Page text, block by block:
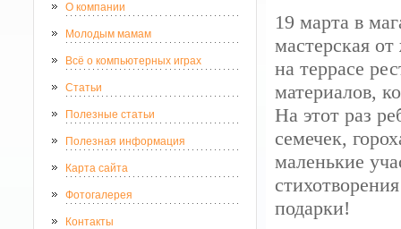
О компании
Молодым мамам
Всё о компьютерных играх
Статьи
Полезные статьи
Полезная информация
Карта сайта
Фотогалерея
Контакты
19 марта в
мастерская от
на террасе
материалов,
На этот раз
семечек,
маленькие
подарки!